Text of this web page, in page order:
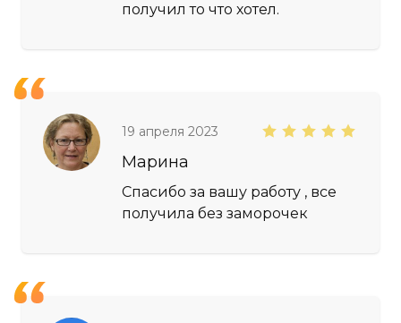
получил то что хотел.
19 апреля 2023
Марина
Спасибо за вашу работу , все
получила без заморочек